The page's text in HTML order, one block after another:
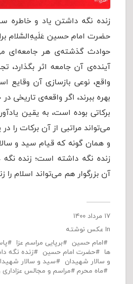
زنده نگه داشتن یاد و خاطره
حضرت امام حسین عَلَیهِ‌السَّلام
حوادث گذشته‌ی هر جامعه‌ای
آینده‌ی آن جامعه اثر بگذارد،
واقع، نوعی بازسازی آن وقایع
بهره ببرند، اگر واقعه‌ی تاریخی
برکاتی بوده است، به یقین
می‌تواند مراتبی از آن برکات را
و همان گونه که قیام سید و
زنده نگه داشته است؛ زنده
آن بزرگوار هم می‌تواند اسلام را
۱۷ مرداد ۱۴۰۰
In عکس نوشته
امام حسین
برپایی مراسم عزا
ها
حضرت امام حسین
زنده نگه
و سالار شهیدان
سید و سالار
ماه محرم
مراسم و مجالس عزاداری